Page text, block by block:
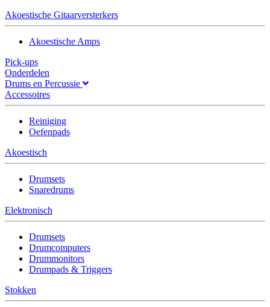
Akoestische Gitaarversterkers
Akoestische Amps
Pick-ups
Onderdelen
Drums en Percussie
Accessoires
Reiniging
Oefenpads
Akoestisch
Drumsets
Snaredrums
Elektronisch
Drumsets
Drumcomputers
Drummonitors
Drumpads & Triggers
Stokken